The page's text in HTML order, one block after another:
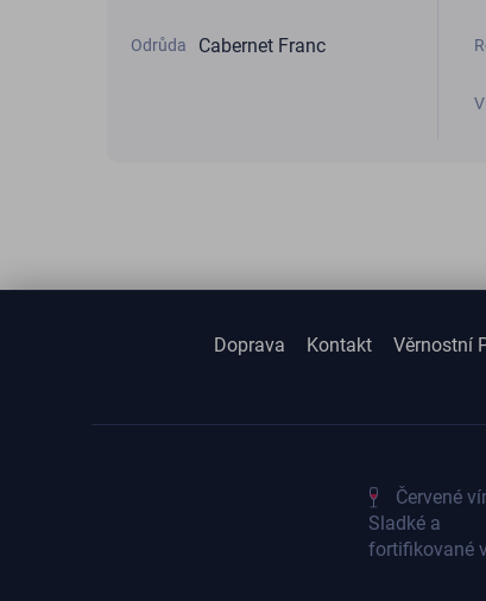
Odrůda Cabernet Franc
Doprava Kontakt Věrnostní
Červené
Sladké a
fortifikované